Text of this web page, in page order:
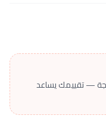
— تقييمك يساعد